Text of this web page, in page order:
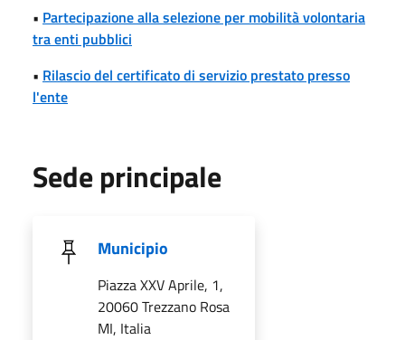
• Partecipazione alla selezione per mobilità volontaria
tra enti pubblici
• Rilascio del certificato di servizio prestato presso
l'ente
Sede principale
Municipio
Piazza XXV Aprile, 1,
20060 Trezzano Rosa
MI, Italia